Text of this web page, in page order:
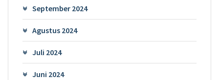
September 2024
Agustus 2024
Juli 2024
Juni 2024